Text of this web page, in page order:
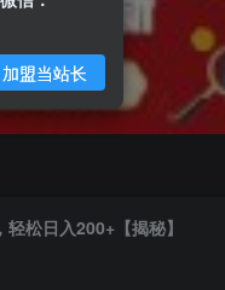
松日入200+【揭秘】
加盟当站长